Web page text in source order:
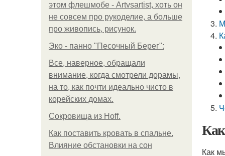
этом флешмобе - Artvsartist, хоть он
не совсем про рукоделие, а больше
про живопись, рисунок.
Эко - панно "Песочный Берег":
Все, наверное, обращали
внимание, когда смотрели дорамы,
на то, как почти идеально чисто в
корейских домах.
Сокровища из Hoff.
Как поставить кровать в спальне.
Влияние обстановки на сон
Как